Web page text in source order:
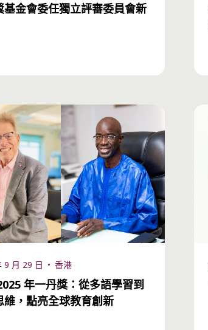
基金會委任獨立評審委員會新
9 月 29 日 香港
年一丹獎：從多語學習到
維，點亮全球教育創新